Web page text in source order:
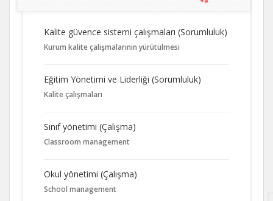
Kalite güvence sistemi çalışmaları (Sorumluluk)
Kurum kalite çalışmalarının yürütülmesi
Eğitim Yönetimi ve Liderliği (Sorumluluk)
Kalite çalışmaları
Sınıf yönetimi (Çalışma)
Classroom management
Okul yönetimi (Çalışma)
School management